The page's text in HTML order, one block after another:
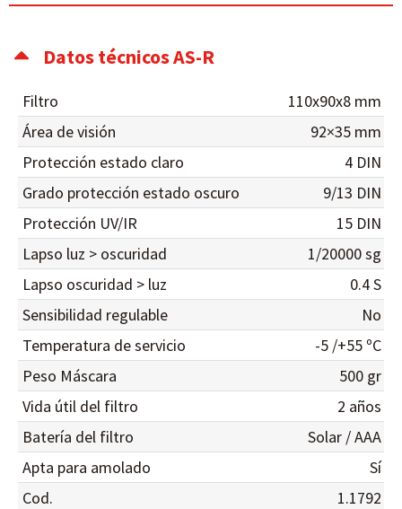
Datos técnicos AS-R
Filtro
110x90x8 mm
Área de visión
92×35 mm
Protección estado claro
4 DIN
Grado protección estado oscuro
9/13 DIN
Protección UV/IR
15 DIN
Lapso luz > oscuridad
1/20000 sg
Lapso oscuridad > luz
0.4 S
Sensibilidad regulable
No
Temperatura de servicio
-5 /+55 ºC
Peso Máscara
500 gr
Vida útil del filtro
2 años
Batería del filtro
Solar / AAA
Apta para amolado
Sí
Cod.
1.1792